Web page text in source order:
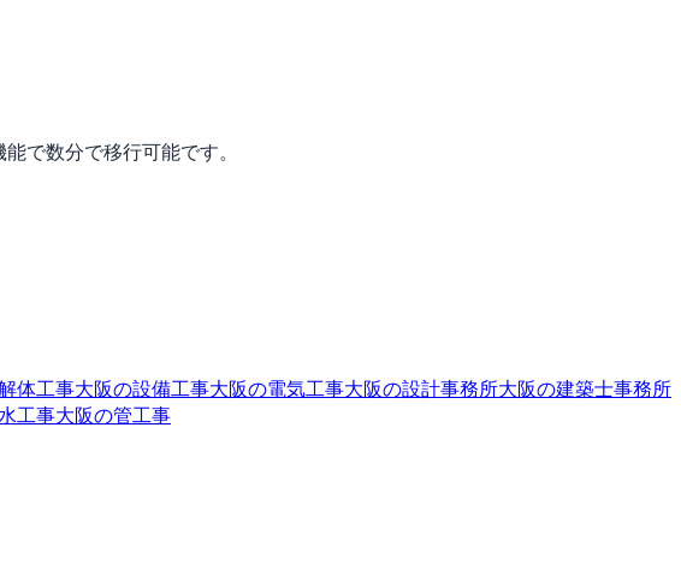
で数分で移行可能です。
体工事大阪の設備工事大阪の電気工事大阪の設計事務所大阪の建築士事務所
工事大阪の管工事